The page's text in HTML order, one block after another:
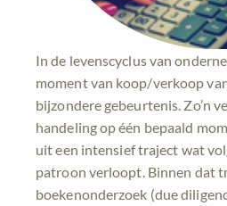
In de levenscyclus van
moment van koop/verkoop
bijzondere gebeurtenis. Zo’n
handeling op één bepaald
uit een intensief traject wat
patroon verloopt. Binnen dat
boekenonderzoek (due